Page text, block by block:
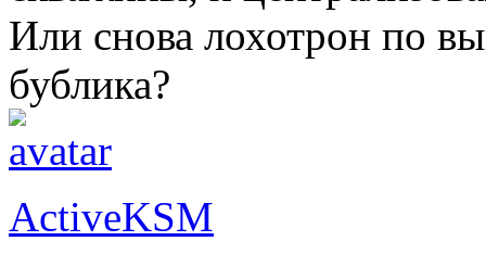
Или снова лохотрон по
бублика?
ActiveKSM